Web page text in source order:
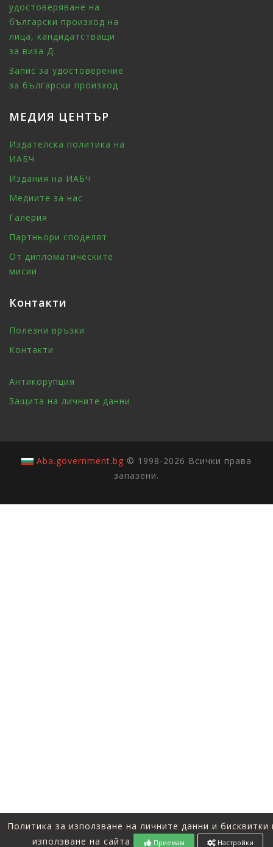
удостоверяване на
български произход на
лица, кандидатстващи
за виза Д
Запис за удостоверение
за български произход
МЕДИЯ ЦЕНТЪР
Издателска политика на
ИАБЧ
Издания на ИАБЧ
Медиите за нас
Галерия
Партньори споделят
От дипломатическите
мисии
Контакти
Полезни връзки
Контакти
Антикорупция
Защита на личните данни
Aba.government.bg © 1998-2026 Всички права
запазени.
Политика за използване на личните данни и бисквитки
използване на сайта
Приемам Настройки